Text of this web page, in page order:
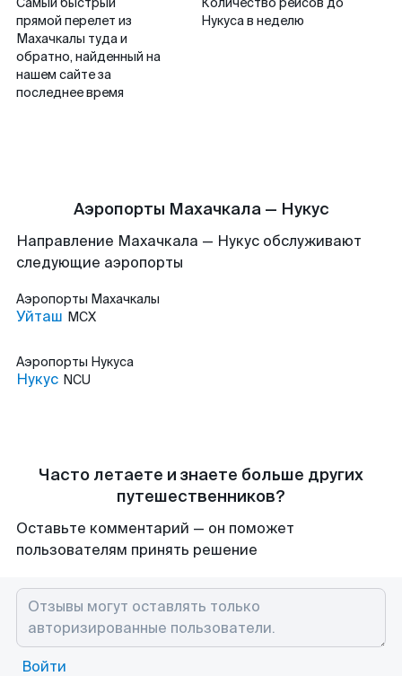
прямой перелет из
Махачкалы туда и
обратно, найденный на
нашем сайте за
последнее время
Нукуса в неделю
Аэропорты Махачкала — Нукус
Направление Махачкала — Нукус обслуживают
следующие аэропорты
Аэропорты Махачкалы
Уйташ MCX
Аэропорты Нукуса
Нукус NCU
Часто летаете и знаете больше других
путешественников?
Оставьте комментарий — он поможет
пользователям принять решение
Войти